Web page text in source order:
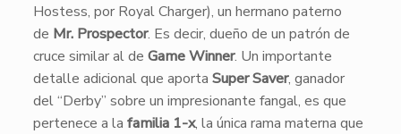
Hostess, por Royal Charger), un hermano paterno
de Mr. Prospector. Es decir, dueño de un patrón de
cruce similar al de Game Winner. Un importante
detalle adicional que aporta Super Saver, ganador
del “Derby” sobre un impresionante fangal, es que
pertenece a la familia 1-x, la única rama materna que